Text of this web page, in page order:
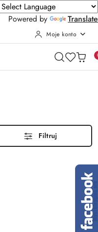
Powered by
Translate
Moje konto
Filtruj